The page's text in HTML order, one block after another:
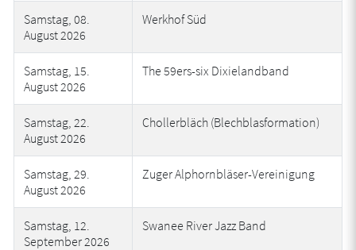
Samstag, 08.
August 2026
Werkhof Süd
Samstag, 15.
August 2026
The 59ers-six Dixielandband
Samstag, 22.
August 2026
Chollerbläch (Blechblasformation)
Samstag, 29.
August 2026
Zuger Alphornbläser-Vereinigung
Samstag, 12.
September 2026
Swanee River Jazz Band